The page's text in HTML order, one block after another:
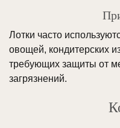
Лотки часто
овощей, кондитерских
требующих защиты от
загрязнений.